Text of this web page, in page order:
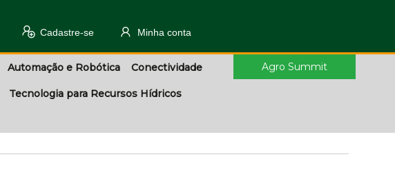
Cadastre-se Minha conta
Automação e Robótica Conectividade
Tecnologia para Recursos Hídricos
Agro Summit